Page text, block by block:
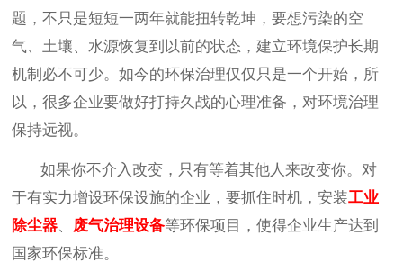
题，不只是短短一两年就能扭转乾坤，要想污染的空
气、土壤、水源恢复到以前的状态，建立环境保护长期
机制必不可少。如今的环保治理仅仅只是一个开始，所
以，很多企业要做好打持久战的心理准备，对环境治理
保持远视。
如果你不介入改变，只有等着其他人来改变你。对
于有实力增设环保设施的企业，要抓住时机，安装工业
除尘器、 废气治理设备等环保项目，使得企业生产达到
国家环保标准。